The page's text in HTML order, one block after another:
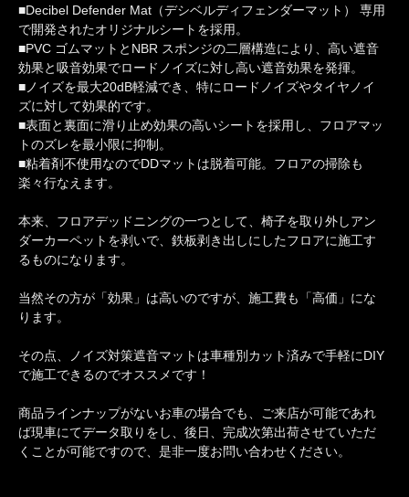
■Decibel Defender Mat（デシベルディフェンダーマット） 専用
で開発されたオリジナルシートを採用。
■PVC ゴムマットとNBR スポンジの二層構造により、高い遮音
効果と吸音効果でロードノイズに対し高い遮音効果を発揮。
■ノイズを最大20dB軽減でき、特にロードノイズやタイヤノイ
ズに対して効果的です。
■表面と裏面に滑り止め効果の高いシートを採用し、フロアマッ
トのズレを最小限に抑制。
■粘着剤不使用なのでDDマットは脱着可能。フロアの掃除も
楽々行なえます。
本来、フロアデッドニングの一つとして、椅子を取り外しアン
ダーカーペットを剥いで、鉄板剥き出しにしたフロアに施工す
るものになります。
当然その方が「効果」は高いのですが、施工費も「高価」にな
ります。
その点、ノイズ対策遮音マットは車種別カット済みで手軽にDIY
で施工できるのでオススメです！
商品ラインナップがないお車の場合でも、ご来店が可能であれ
ば現車にてデータ取りをし、後日、完成次第出荷させていただ
くことが可能ですので、是非一度お問い合わせください。